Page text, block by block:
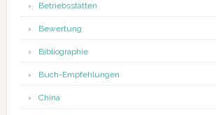
Betriebsstätten
Bewertung
Bibliographie
Buch-Empfehlungen
China